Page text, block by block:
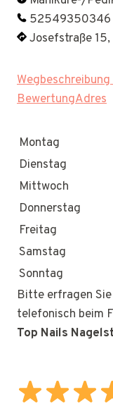
52549350346
Josefstraße
BewertungAdres
Montag
Dienstag
Mittwoch
Donnerstag
Freitag
Samstag
Sonntag
Bitte erfragen
telefonisch beim
Top Nails